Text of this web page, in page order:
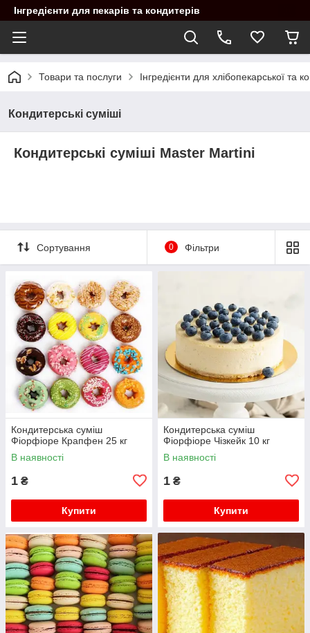
Інгредієнти для пекарів та кондитерів
Товари та послуги Інгредієнти для хлібопекарської та
Кондитерські суміші
Кондитерські суміші Master Martini
Сортування 0 Фільтри
Кондитерська суміш
Фіорфіоре Крапфен 25 кг
В наявності
1 ₴
Купити
Кондитерська суміш
Фіорфіоре Чізкейк 10 кг
В наявності
1 ₴
Купити